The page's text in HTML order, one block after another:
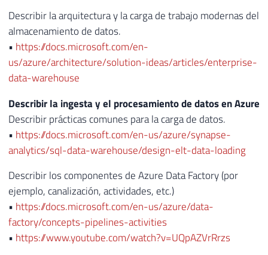
Describir la arquitectura y la carga de trabajo modernas del
almacenamiento de datos.
• https://docs.microsoft.com/en-
us/azure/architecture/solution-ideas/articles/enterprise-
data-warehouse
Describir la ingesta y el procesamiento de datos en Azure
Describir prácticas comunes para la carga de datos.
• https://docs.microsoft.com/en-us/azure/synapse-
analytics/sql-data-warehouse/design-elt-data-loading
Describir los componentes de Azure Data Factory (por
ejemplo, canalización, actividades, etc.)
• https://docs.microsoft.com/en-us/azure/data-
factory/concepts-pipelines-activities
• https://www.youtube.com/watch?v=UQpAZVrRrzs